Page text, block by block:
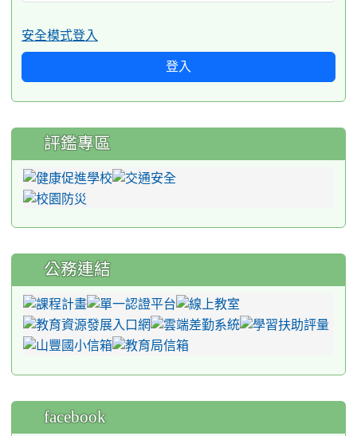
安全模式登入
登入
評鑑專區
公務連結
facebook